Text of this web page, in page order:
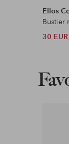
Ellos
Bustier
30 EUR